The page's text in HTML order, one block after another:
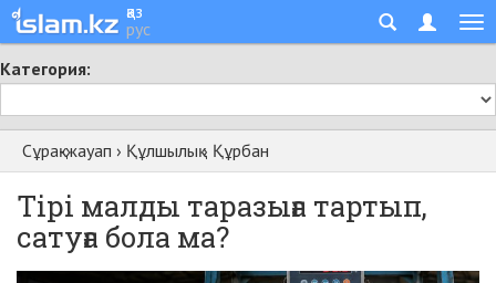
қаз
рус
Категория:
Сұрақ-жауап › Құлшылық› Құрбан
Тірі малды таразыға тартып,
сатуға бола ма?